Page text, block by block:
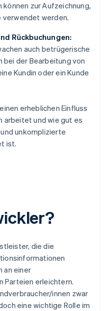
zur Aufzeichnung,
verwendet werden.
Rückbuchungen:
auch betrügerische
bei der Bearbeitung von
Kundin oder ein Kunde
erheblichen Einfluss
arbeitet und wie gut es
unkomplizierte
ist.
die die
an einer
Parteien erleichtern.
innen zwar
eine wichtige Rolle im